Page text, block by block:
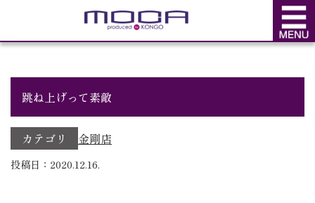
BLOG
跳ね上げって素敵
カテゴリ 金剛店
投稿日：2020.12.16.